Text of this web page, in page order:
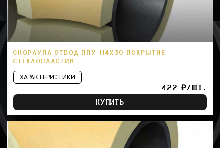
СКОРЛУПА ОТВОД ППУ 114Х30 ПОКРЫТИЕ
СТЕКЛОПЛАСТИК
ХАРАКТЕРИСТИКИ
422 ₽/ШТ.
КУПИТЬ